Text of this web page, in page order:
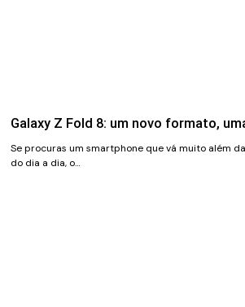
Galaxy Z Fold 8: um novo formato,
Se procuras um smartphone que vá muito além
do dia a dia, o…